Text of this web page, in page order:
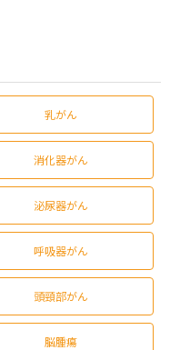
乳がん
消化器がん
泌尿器がん
呼吸器がん
頭頸部がん
脳腫瘍